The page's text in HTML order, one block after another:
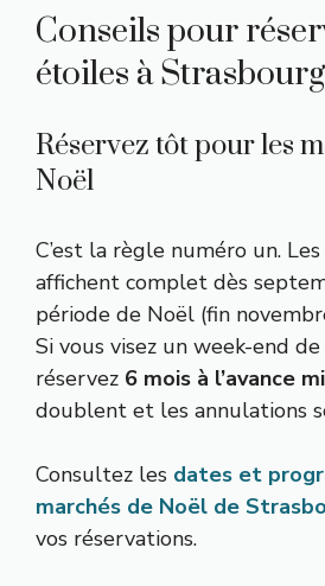
Conseils pour
étoiles à Strasbourg
Réservez tôt pour les
Noël
C’est la règle numéro un.
affichent complet dès
période de Noël (fin
Si vous visez un week-end
réservez 6 mois à l’avance
doublent et les annulations
Consultez les dates et
marchés de Noël de
vos réservations.